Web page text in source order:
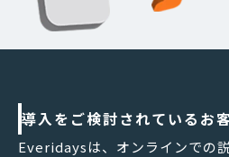
導入をご検討されているお
Everidaysは、オンラインでの